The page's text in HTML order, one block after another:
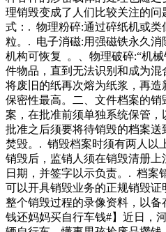
个幸运点的农民。对于这些老
食的事情，朱之文和普通老百姓
场商业演出要重。在朱之文的
时后，嫌疑人终于在衡山落网
铜丝，还有用同样袋子装好的黄
卖"黄铜丝"，只待收废品的不留
得手后即迅速驾车离开作案地。
理销毁变成了人们比较关注的
式：. 物理粉碎:通过碎纸机或
粒。. 电子消磁:用强磁铁永久消
机构可恢复 。、物理破碎:“机
件物品，直到无法识别和成为混
将废旧的纸再次熔为纸浆，再
保密性最高。二、文件档案的
案，在批准前须单独系统保管
批准之后须要将待销毁的档案
焚毁。. 销毁档案时须有两人以
销毁后，监销人须在销毁清册上
日期，并签字以示负责。. 档案
可以开具销毁业务的正规销毁
整个销毁过程的录像资料，以
钱还妈妈买自行车钱#】近日，